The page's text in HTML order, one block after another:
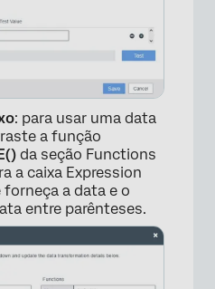
: para usar uma data
a função
da seção Functions
a caixa Expression
forneça a data e o
entre parênteses.